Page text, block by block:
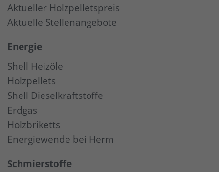
Aktueller Holzpelletspreis
Aktuelle Stellenangebote
Energie
Shell Heizöle
Holzpellets
Shell Dieselkraftstoffe
Erdgas
Holzbriketts
Energiewende bei Herm
Schmierstoffe